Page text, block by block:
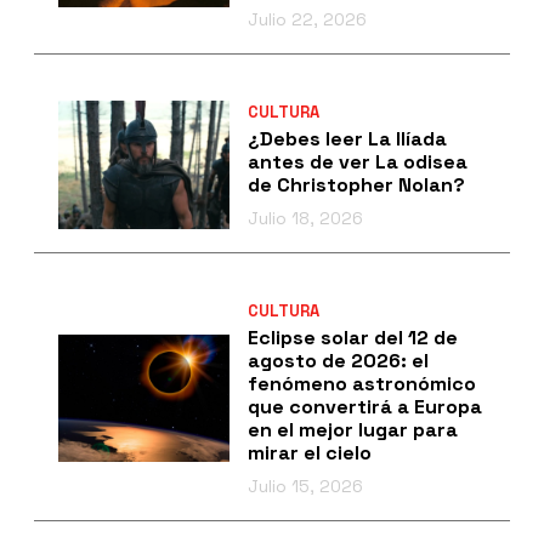
Julio 22, 2026
CULTURA
¿Debes leer La Ilíada
antes de ver La odisea
de Christopher Nolan?
Julio 18, 2026
CULTURA
Eclipse solar del 12 de
agosto de 2026: el
fenómeno astronómico
que convertirá a Europa
en el mejor lugar para
mirar el cielo
Julio 15, 2026